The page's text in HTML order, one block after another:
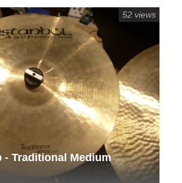
- Traditional Medium
52 views